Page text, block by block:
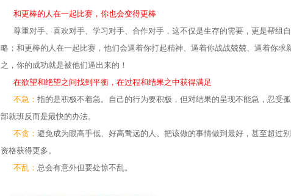
和更棒的人在一起比赛，你也会变得更棒
尊重对手、喜欢对手、学习对手、合作对手，这不仅是生存的需要，更是帮组
略；和更棒的人在一起比赛，他们会逼着你打起精神、逼着你战战兢兢、逼着你求
之，你的成功就是被他们逼出来的！
在欲望和绝望之间找到平衡，在过程和结果之中获得满足
不急： 指的是积极不着急。自己的行为要积极，但对结果的呈现不能急，忍受
部就班反而是最快的办法。
不贪： 避免成为眼高手低、好高骛远的人。把该做的事情做到最好，甚至超过
资格获得更多。
不乱： 总会有意外但要处惊不乱。